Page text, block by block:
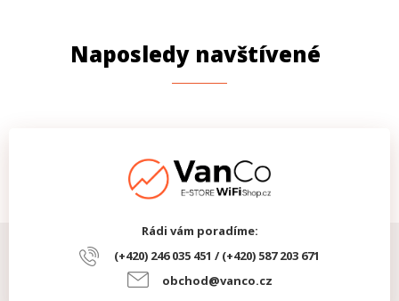
Naposledy navštívené
Rádi vám poradíme:
(+420) 246 035 451 / (+420) 587 203 671
obchod@vanco.cz